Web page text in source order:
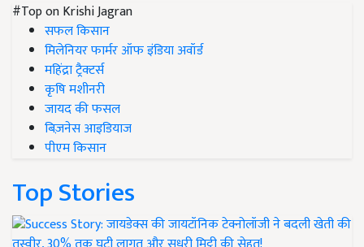
#Top on Krishi Jagran
सफल किसान
मिलेनियर फार्मर ऑफ इंडिया अवॉर्ड
महिंद्रा ट्रैक्टर्स
कृषि मशीनरी
जायद की फसल
बिज़नेस आइडियाज
पीएम किसान
Top Stories